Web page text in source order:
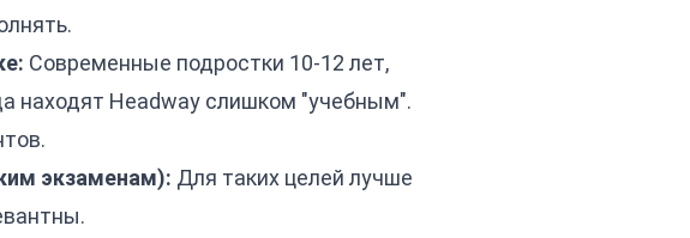
Современные подростки 10-12 лет,
находят Headway слишком "учебным".
экзаменам): Для таких целей лучше